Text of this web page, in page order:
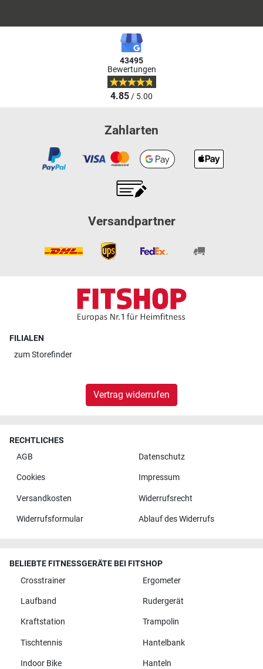
43495
Bewertungen
4.85/ 5.00
Zahlarten
Versandpartner
FILIALEN
zumStorefinder
Vertrag widerrufen
RECHTLICHES
AGB
Datenschutz
Cookies Impressum
Versandkosten Widerrufsrecht
Widerrufsformular Ablauf des Widerrufs
BELIEBTE FITNESSGERÄTE BEI FITSHOP
Crosstrainer
Ergometer
Laufband Rudergerät
Kraftstation Trampolin
Tischtennis Hantelbank
Indoor Bike Hanteln